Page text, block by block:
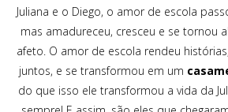
Juliana e o Diego, o amor de escola
mas amadureceu, cresceu e se tornou
afeto. O amor de escola rendeu
juntos, e se transformou em um
do que isso ele transformou a vida da